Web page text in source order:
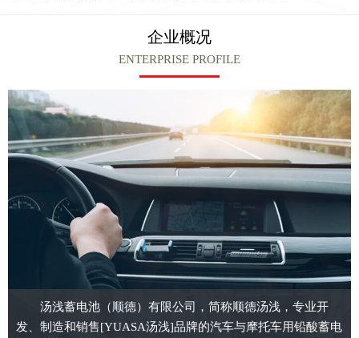
企业概况
ENTERPRISE PROFILE
汤浅蓄电池（顺德）有限公司，简称顺德汤浅，专业开
发、制造和销售[YUASA汤浅]品牌的汽车与摩托车用铅酸蓄电